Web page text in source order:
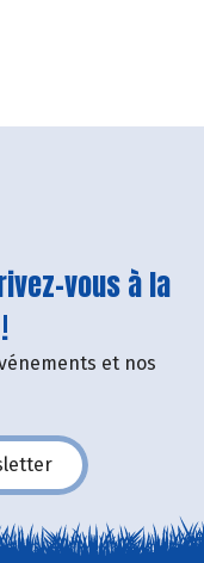
vous à la
et nos